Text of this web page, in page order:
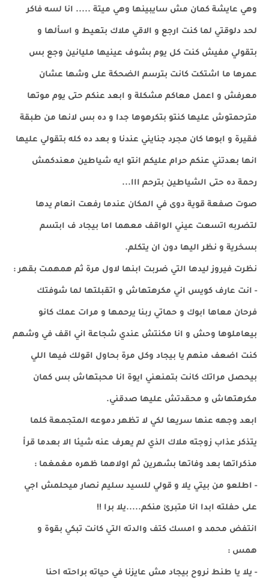
وهي عايشة كمان مش سايبينها وهي ميتة ..... انا لسه فاكر
لحد دلوقتي لما كنت ارجع و الاقي ملاك بتعيط و اسألها و
بتقولي مفيش كنت كل يوم بشوف عينيها مليانين وجع بس
عمرها ما اشتكت كانت بترسم الضحكة على وشها عشان
معرفش و اعمل معاكم مشكلة و ابعد عنكم حتى يوم موتها
مترحمتوش عليها كنتو بتكرهوها جدا و ده بس لانها من طبقة
فقيرة و ابوها كان مجرد جنايني عندنا و بعد ده كله بتقولي عليها
انها بعدتني عنكم حرام عليكم انتو ايه شياطين معندكمش
رحمة ده حتى الشياطين بترحم ااا...
صوت صفعة قوية دوى في المكان عندما رفعت انعام يدها
لتضربه اتسعت عيني الواقف معهما اما بيجاد ف ابتسم
بسخرية و نظر اليها دون ان يتكلم.
نظرت فيروز ليدها التي ضربت ابنها لاول مرة ثم همهمت بقهر :
- انت عارف كويس اني مكرهتهاش و اتقبلتها لما شوفتك
فرحان معاها ابوك و حماتي ربنا يرحمها و مرات عمك كانو
بيعاملوها وحش و انا مكنتش عندي شجاعة اني اقف في وشهم
كنت اضعف منهم يا بيجاد وكل مرة بحاول اقولك فيها اللي
بيحصل مراتك كانت بتمنعني ايوة انا محبتهاش بس كمان
مكرهتهاش و محقدتش عليها صدقني.
ابعد وجهه عنها سريعا لكي لا تظهر دموعه المتجمعة كلما
يتذكر عذاب زوجته ملاك الذي لم يعرف عنه شيئا الا بعدما قرأ
مذكراتها بعد وفاتها بشهرين ثم اولاهما ظهره مغمغما :
- اطلعو من بيتي يلا و قولي للسيد سليم نصار ميحلمش اجي
على حفلته ابدا انا متبرئ منكم.....يلا برا !!
انتفض محمد و امسك كتف والدته التي كانت تبكي بقوة و
همس :
- يلا يا طنط نروح بيجاد مش عايزنا في حياته براحته احنا